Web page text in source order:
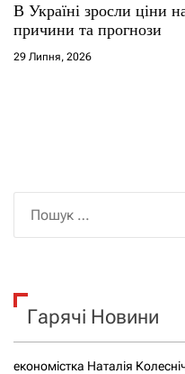
В Україні зросли ціни
причини та прогнози
29 Липня, 2026
к
Гарячі Новини
економістка Наталія